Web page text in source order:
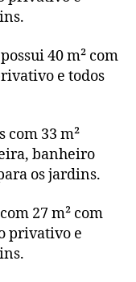
40 m² com
e todos
com 33 m²
banheiro
os jardins.
27 m² com
privativo e